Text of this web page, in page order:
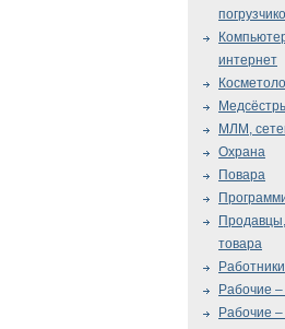
интернет
МЛМ,
Охрана
Повара
товара
Рабочие
Рабочие